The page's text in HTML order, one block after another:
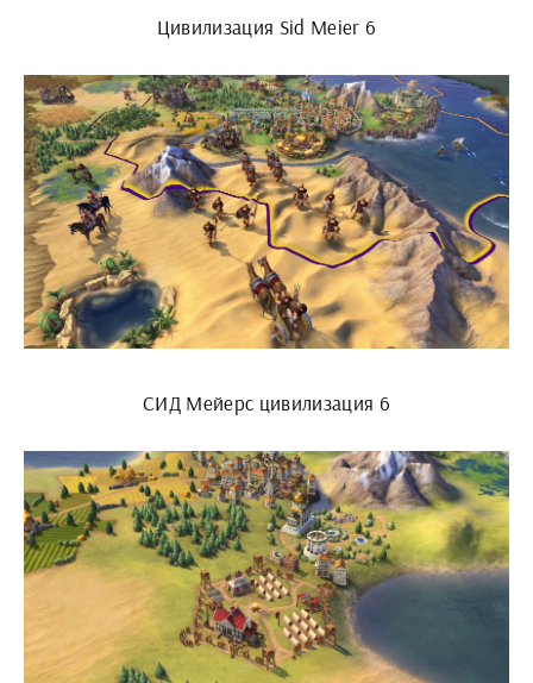
Цивилизация Sid Meier 6
СИД Мейерс цивилизация 6